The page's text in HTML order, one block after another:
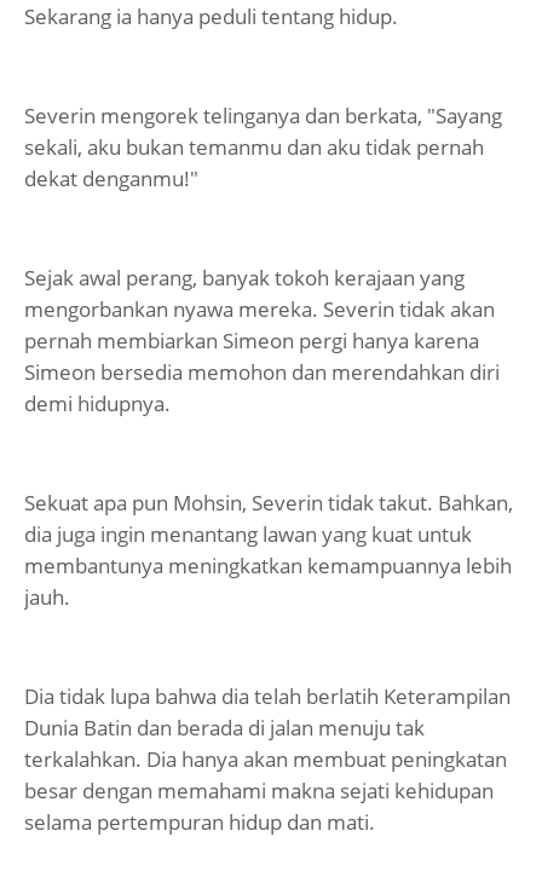
Sekarang ia hanya peduli tentang hidup.
Severin mengorek telinganya dan berkata, "Sayang
sekali, aku bukan temanmu dan aku tidak pernah
dekat denganmu!"
Sejak awal perang, banyak tokoh kerajaan yang
mengorbankan nyawa mereka. Severin tidak akan
pernah membiarkan Simeon pergi hanya karena
Simeon bersedia memohon dan merendahkan diri
demi hidupnya.
Sekuat apa pun Mohsin, Severin tidak takut. Bahkan,
dia juga ingin menantang lawan yang kuat untuk
membantunya meningkatkan kemampuannya lebih
jauh.
Dia tidak lupa bahwa dia telah berlatih Keterampilan
Dunia Batin dan berada di jalan menuju tak
terkalahkan. Dia hanya akan membuat peningkatan
besar dengan memahami makna sejati kehidupan
selama pertempuran hidup dan mati.